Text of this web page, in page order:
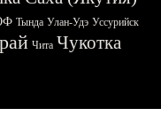
Тында Улан-Удэ Уссурийск
Чита Чукотка